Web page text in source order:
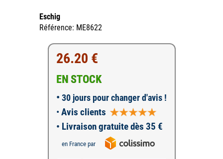
Eschig
Référence: ME8622
26.20 €
EN STOCK
• 30 jours pour changer d'avis !
• Avis clients
• Livraison gratuite dès 35 €
en France par